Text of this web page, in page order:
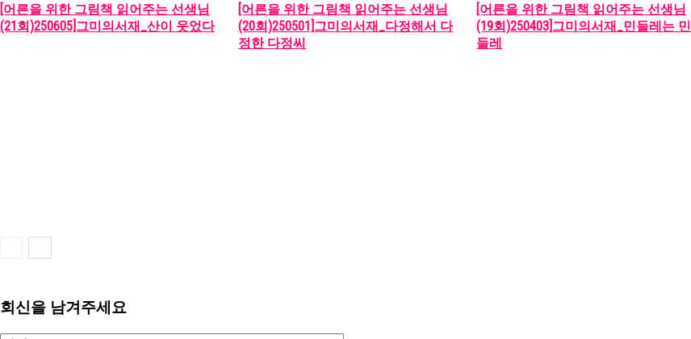
[어른을 위한 그림책 읽어주는 선생님
(21회)250605]그미의서재_산이 웃었다
[어른을 위한 그림책 읽어주는 선생님
(20회)250501]그미의서재_다정해서 다
정한 다정씨
[어른을 위한 그림책 읽어주는 선생님
(19회)250403]그미의서재_민들레는 민
들레
회신을 남겨주세요